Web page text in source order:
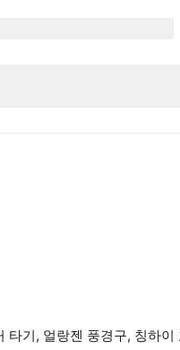
기, 얼랑젠 풍경구, 칭하